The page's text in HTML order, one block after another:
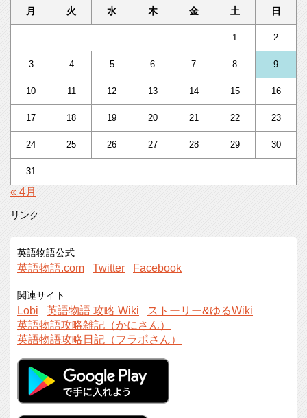
月 火 水 木 金 土 日
1 2
3 4 5 6 7 8 9
10 11 12 13 14 15 16
17 18 19 20 21 22 23
24 25 26 27 28 29 30
31
« 4月
リンク
英語物語公式
英語物語.com Twitter Facebook
関連サイト
Lobi 英語物語 攻略 Wiki
ストーリー&ゆるWiki
英語物語攻略雑記（かにさん）
英語物語攻略日記（フラポさん）